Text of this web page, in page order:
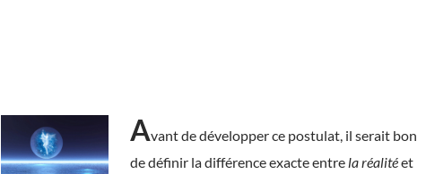
Avant de développer ce postulat, il serait bon
de définir la différence exacte entre laréalitéet